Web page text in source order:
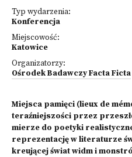
Typ wydarzenia:
Konferencja
Miejscowość:
Katowice
Organizatorzy:
Ośrodek Badawczy Facta Ficta
Miejsca pamięci (lieux de
teraźniejszości przez
mierze do poetyki
reprezentację w literaturze
kreującej świat widm i